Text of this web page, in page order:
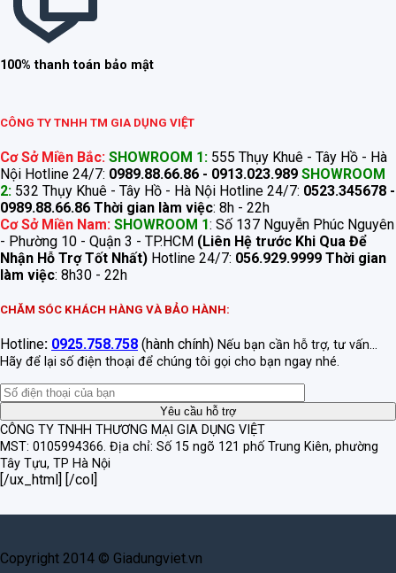
100% thanh toán bảo mật
CÔNG TY TNHH TM GIA DỤNG VIỆT
Cơ Sở Miền Bắc: SHOWROOM 1: 555 Thụy Khuê - Tây Hồ - Hà
Nội Hotline 24/7: 0989.88.66.86 - 0913.023.989 SHOWROOM
2: 532 Thụy Khuê - Tây Hồ - Hà Nội Hotline 24/7: 0523.345678 -
0989.88.66.86 Thời gian làm việc: 8h - 22h
Cơ Sở Miền Nam: SHOWROOM 1: Số 137 Nguyễn Phúc Nguyên
- Phường 10 - Quận 3 - TP.HCM (Liên Hệ trước Khi Qua Để
Nhận Hỗ Trợ Tốt Nhất) Hotline 24/7: 056.929.9999 Thời gian
làm việc: 8h30 - 22h
CHĂM SÓC KHÁCH HÀNG VÀ BẢO HÀNH:
Hotline: 0925.758.758 (hành chính) Nếu bạn cần hỗ trợ, tư vấn...
Hãy để lại số điện thoại để chúng tôi gọi cho bạn ngay nhé.
CÔNG TY TNHH THƯƠNG MẠI GIA DỤNG VIỆT
MST: 0105994366. Địa chỉ: Số 15 ngõ 121 phố Trung Kiên, phường
Tây Tựu, TP Hà Nội
[/ux_html] [/col]
Copyright 2014 © Giadungviet.vn